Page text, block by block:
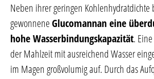
Neben ihrer geringen Kohlenhydratdichte
gewonneneGlucomannan eine
hohe Wasserbindungskapazität.
der Mahlzeit mit ausreichend Wasser
im Magen großvolumig auf. Durch das